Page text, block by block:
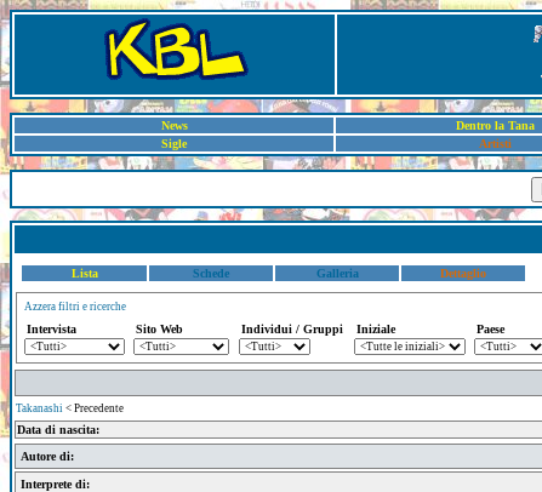
News Dentro la Tana
Sigle
Artisti
Lista Schede Galleria Dettaglio
Azzera filtri e ricerche
Intervista Sito Web Individui / Gruppi Iniziale Paese
Takanashi < Precedente
Data di nascita:
Autore di:
Interprete di: